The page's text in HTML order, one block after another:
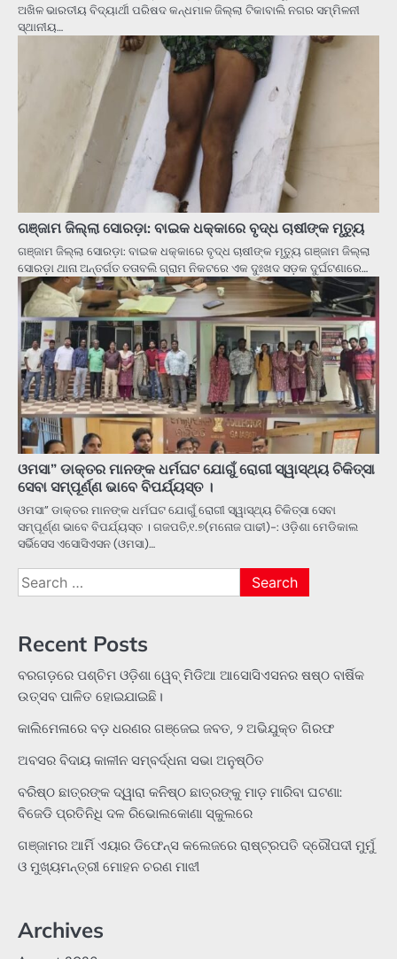
ଅଖିଳ ଭାରତୀୟ ବିଦ୍ୟାର୍ଥୀ ପରିଷଦ କନ୍ଧମାଳ ଜିଲ୍ଲା ଟିକାବାଲି ନଗର ସମ୍ମିଳନୀ
ସ୍ଥାନୀୟ…
ଗଞ୍ଜାମ ଜିଲ୍ଲା ସୋରଡ଼ା: ବାଇକ ଧକ୍କାରେ ବୃଦ୍ଧ ଚାଷୀଙ୍କ ମୃତ୍ୟୁ
ଗଞ୍ଜାମ ଜିଲ୍ଲା ସୋରଡ଼ା: ବାଇକ ଧକ୍କାରେ ବୃଦ୍ଧ ଚାଷୀଙ୍କ ମୃତ୍ୟୁ ଗଞ୍ଜାମ ଜିଲ୍ଲା
ସୋରଡ଼ା ଥାନା ଅନ୍ତର୍ଗତ ତତାବଲି ଗ୍ରାମ ନିକଟରେ ଏକ ଦୁଃଖଦ ସଡ଼କ ଦୁର୍ଘଟଣାରେ…
ଓମସା” ଡାକ୍ତର ମାନଙ୍କ ଧର୍ମଘଟ ଯୋଗୁଁ ରୋଗୀ ସ୍ୱାସ୍ଥ୍ୟ ଚିକିତ୍ସା
ସେବା ସମ୍ପୂର୍ଣ୍ଣ ଭାବେ ବିପର୍ଯ୍ୟସ୍ତ ।
ଓମସା” ଡାକ୍ତର ମାନଙ୍କ ଧର୍ମଘଟ ଯୋଗୁଁ ରୋଗୀ ସ୍ୱାସ୍ଥ୍ୟ ଚିକିତ୍ସା ସେବା
ସମ୍ପୂର୍ଣ୍ଣ ଭାବେ ବିପର୍ଯ୍ୟସ୍ତ । ଗଜପତି,୧.୭(ମନୋଜ ପାଢୀ)-: ଓଡ଼ିଶା ମେଡିକାଲ
ସର୍ଭିସେସ ଏସୋସିଏସନ (ଓମସା)…
Search
for:
Recent Posts
ବରଗଡ଼ରେ ପଶ୍ଚିମ ଓଡ଼ିଶା ୱେବ୍ ମିଡିଆ ଆସୋସିଏସନର ଷଷ୍ଠ ବାର୍ଷିକ
ଉତ୍ସବ ପାଳିତ ହୋଇଯାଇଛି।
କାଲିମେଳାରେ ବଡ଼ ଧରଣର ଗଞ୍ଜେଇ ଜବତ, ୨ ଅଭିଯୁକ୍ତ ଗିରଫ
ଅବସର ବିଦାୟ କାଳୀନ ସମ୍ବର୍ଦ୍ଧନା ସଭା ଅନୁଷ୍ଠିତ
ବରିଷ୍ଠ ଛାତ୍ରଙ୍କ ଦ୍ୱାରା କନିଷ୍ଠ ଛାତ୍ରଙ୍କୁ ମାଡ଼ ମାରିବା ଘଟଣା:
ବିଜେଡି ପ୍ରତିନିଧି ଦଳ ରିଭୋଲକୋଣା ସ୍କୁଲରେ
ଗଞ୍ଜାମର ଆର୍ମି ଏୟାର ଡିଫେନ୍ସ କଲେଜରେ ରାଷ୍ଟ୍ରପତି ଦ୍ରୌପଦୀ ମୁର୍ମୁ
ଓ ମୁଖ୍ୟମନ୍ତ୍ରୀ ମୋହନ ଚରଣ ମାଝୀ
Archives